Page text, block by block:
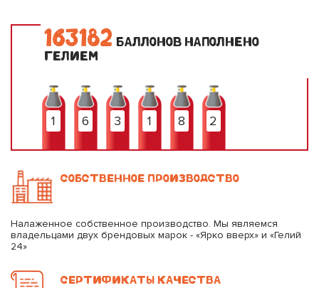
163182 БАЛЛОНОВ НАПОЛНЕНО
ГЕЛИЕМ
1 6 3 1 8 2
СОБСТВЕННОЕ ПРОИЗВОДСТВО
Налаженное собственное производство. Мы являемся
владельцами двух брендовых марок - «Ярко вверх» и «Гелий
24»
СЕРТИФИКАТЫ КАЧЕСТВА